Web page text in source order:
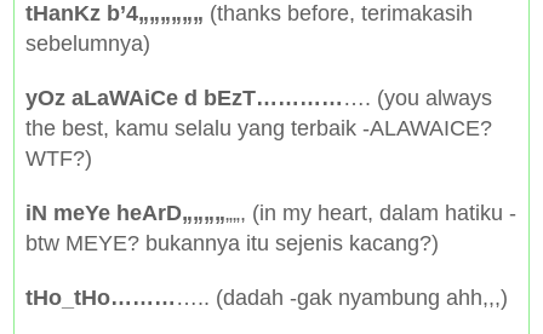
tHanKz b’4„„„„„„ (thanks before, terimakasih
sebelumnya)
yOz aLaWAiCe d bEzT………… …. (you always
the best, kamu selalu yang terbaik -ALAWAICE?
WTF?)
iN meYe heArD„„„„„„, (in my heart, dalam hatiku -
btw MEYE? bukannya itu sejenis kacang?)
tHo_tHo……… ….. (dadah -gak nyambung ahh,,,)